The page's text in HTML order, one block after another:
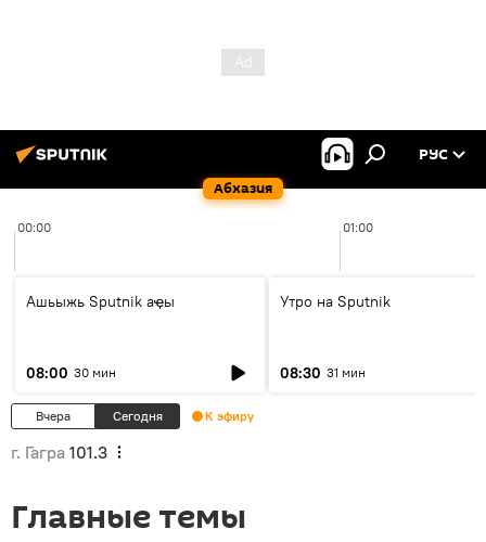
Абхазия
РУС
00:00 01:00
Ашьыжь Sputnik аҿы
08:00 30 мин
Утро на Sputnik
08:30 31 мин
Вчера Сегодня К эфиру
г. Гагра 101.3
Главные темы